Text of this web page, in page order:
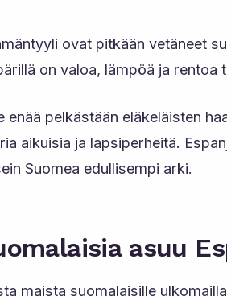
ovat pitkään vetäneet
on valoa, lämpöä ja
enää pelkästään eläkeläisten
aikuisia ja lapsiperheitä.
Suomea edullisempi arki.
asuu
maista suomalaisille